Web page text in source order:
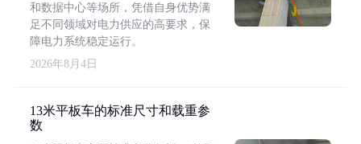
和数据中心等场所，凭借自身优势满
足不同领域对电力供应的高要求，保
障电力系统稳定运行。
2026年8月4日
13米平板车的标准尺寸和载重参
数